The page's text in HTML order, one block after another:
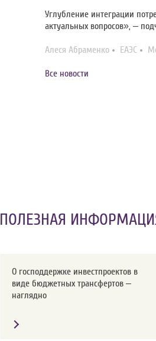
Углубление интеграции
актуальных вопросов», –
Алеся Абраменко ЕАЭС
Все новости
ПОЛЕЗНАЯ
О господдержке инвестпроектов в
виде бюджетных трансфертов –
наглядно